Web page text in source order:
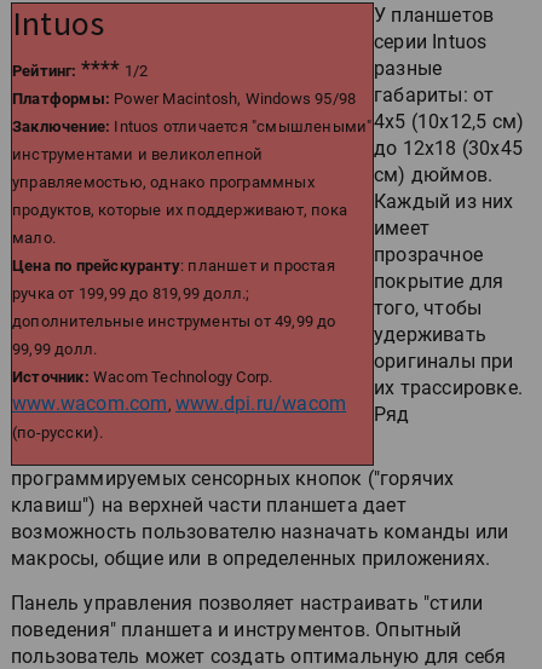
Intuos
Рейтинг: **** 1/2
Платформы: Power Macintosh, Windows 95/98
Заключение: Intuos отличается "смышлеными"
инструментами и великолепной
управляемостью, однако программных
продуктов, которые их поддерживают, пока
мало.
Цена по прейскуранту: планшет и простая
ручка от 199,99 до 819,99 долл.;
дополнительные инструменты от 49,99 до
99,99 долл.
Источник: Wacom Technology Corp.
www.wacom.com,www.dpi.ru/wacom
(по-русски).
У планшетов
серии Intuos
разные
габариты: от
4х5 (10х12,5 см)
до 12х18 (30х45
см) дюймов.
Каждый из них
имеет
прозрачное
покрытие для
того, чтобы
удерживать
оригиналы при
их трассировке.
Ряд
программируемых сенсорных кнопок ("горячих
клавиш") на верхней части планшета дает
возможность пользователю назначать команды или
макросы, общие или в определенных приложениях.
Панель управления позволяет настраивать "стили
поведения" планшета и инструментов. Опытный
пользователь может создать оптимальную для себя